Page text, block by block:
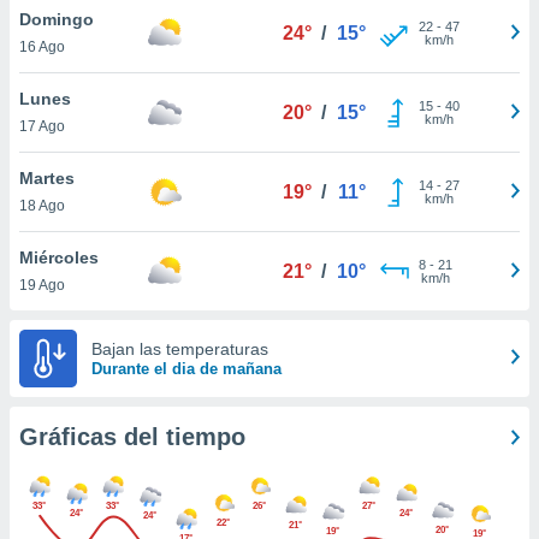
abono
únicos
similares
este sitio
IP
de
traten tus
a lo que
Para
Domingo
16 Ago
24° / 15° 22- 47
km/h
Lunes
17 Ago
20° / 15° 15- 40
km/h
Martes
18 Ago
19° / 11° 14- 27
km/h
Miércoles
19 Ago
21° / 10° 8- 21
km/h
Bajan las temperaturas
Durante el dia de mañana
Gráficas del tiempo
33°
24°
33°
24°
22°
26°
21°
19°
27°
24°
20°
19°